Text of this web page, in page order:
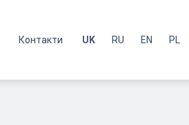
Контакти UK RU EN PL